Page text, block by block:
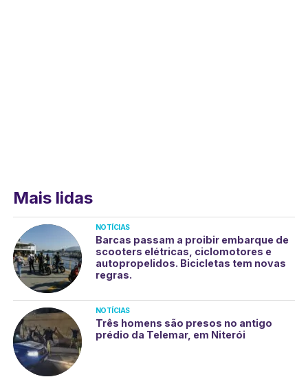
Mais lidas
NOTÍCIAS
Barcas passam a proibir embarque de
scooters elétricas, ciclomotores e
autopropelidos. Bicicletas tem novas
regras.
NOTÍCIAS
Três homens são presos no antigo
prédio da Telemar, em Niterói